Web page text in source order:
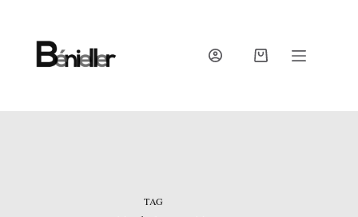
content
SHOPPING
TAG